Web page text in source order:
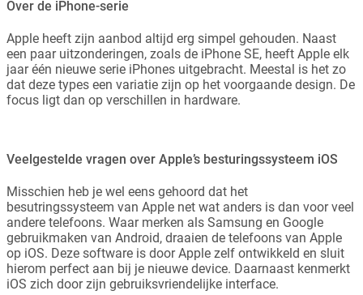
Over de iPhone-serie
Apple heeft zijn aanbod altijd erg simpel gehouden. Naast
een paar uitzonderingen, zoals de iPhone SE, heeft Apple elk
jaar één nieuwe serie iPhones uitgebracht. Meestal is het zo
dat deze types een variatie zijn op het voorgaande design. De
focus ligt dan op verschillen in hardware.
Veelgestelde vragen over Apple’s besturingssysteem iOS
Misschien heb je wel eens gehoord dat het
besutringssysteem van Apple net wat anders is dan voor veel
andere telefoons. Waar merken als Samsung en Google
gebruikmaken van Android, draaien de telefoons van Apple
op iOS. Deze software is door Apple zelf ontwikkeld en sluit
hierom perfect aan bij je nieuwe device. Daarnaast kenmerkt
iOS zich door zijn gebruiksvriendelijke interface.